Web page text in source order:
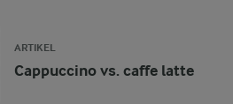
ARTIKEL
Cappuccino vs. caffe latte